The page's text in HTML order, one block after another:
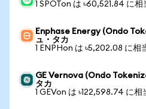
1 SPOTon は ৳60,521.84 に相
Enphase Energy (Ondo
ュ・タカ
1 ENPHon は ৳5,202.08 に相
GE Vernova (Ondo
タカ
1 GEVon は ৳122,598.74 に相